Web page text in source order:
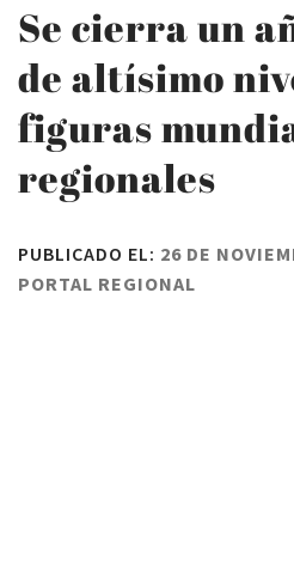
Se cierra un
de altísimo
figuras
regionales
PUBLICADO EL: 26 DE
PORTAL REGIONAL